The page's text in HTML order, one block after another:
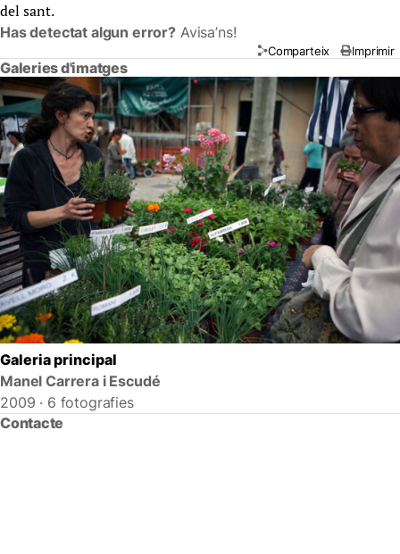
del sant.
Has detectat algun error? Avisa’ns!
Comparteix Imprimir
Galeries d'imatges
Galeria principal
Manel Carrera i Escudé
2009 · 6 fotografies
Contacte